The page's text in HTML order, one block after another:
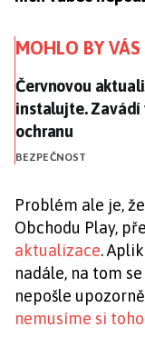
MOHLO BY
Červnovou
Červnovou
instalujte.
ochranu
BEZPEČNOST
Problém ale je,
Obchodu Play,
aktualizace.
nadále, na tom
nepošle
nemusíme si